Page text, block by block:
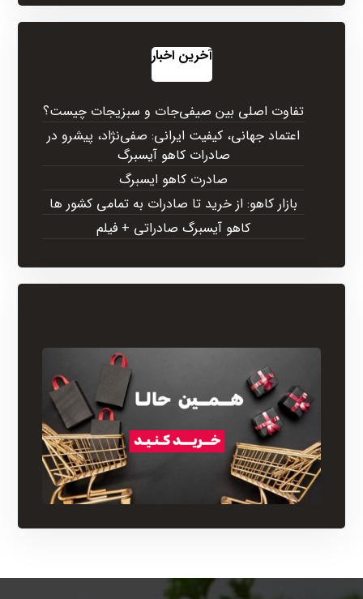
آخرین اخبار
تفاوت اصلی بین صیفی‌جات و سبزیجات چیست؟
اعتماد جهانی، کیفیت ایرانی: صفی‌نژاد، پیشرو در
صادرات کاهو آیسبرگ
صادرت کاهو ایسبرگ
بازار کاهو: از خرید تا صادرات به تمامی کشور ها
کاهو آیسبرگ صادراتی + فیلم